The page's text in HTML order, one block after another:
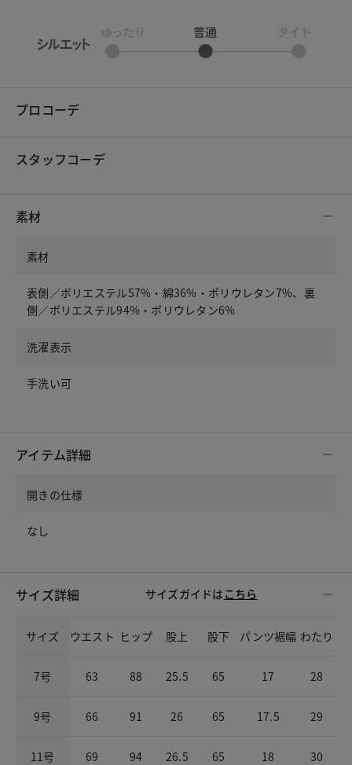
プロコーデ
スタッフコーデ
素材
素材
表側／ポリエステル57%・綿36%・ポリウレタン7%、裏
側／ポリエステル94%・ポリウレタン6%
洗濯表示
手洗い可
アイテム詳細
開きの仕様
なし
サイズ詳細 サイズガイドは こちら
サイズ ウエスト ヒップ 股上 股下 パンツ裾幅 わたり
7号 63 88 25.5 65 17 28
9号 66 91 26 65 17.5 29
11号 69 94 26.5 65 18 30